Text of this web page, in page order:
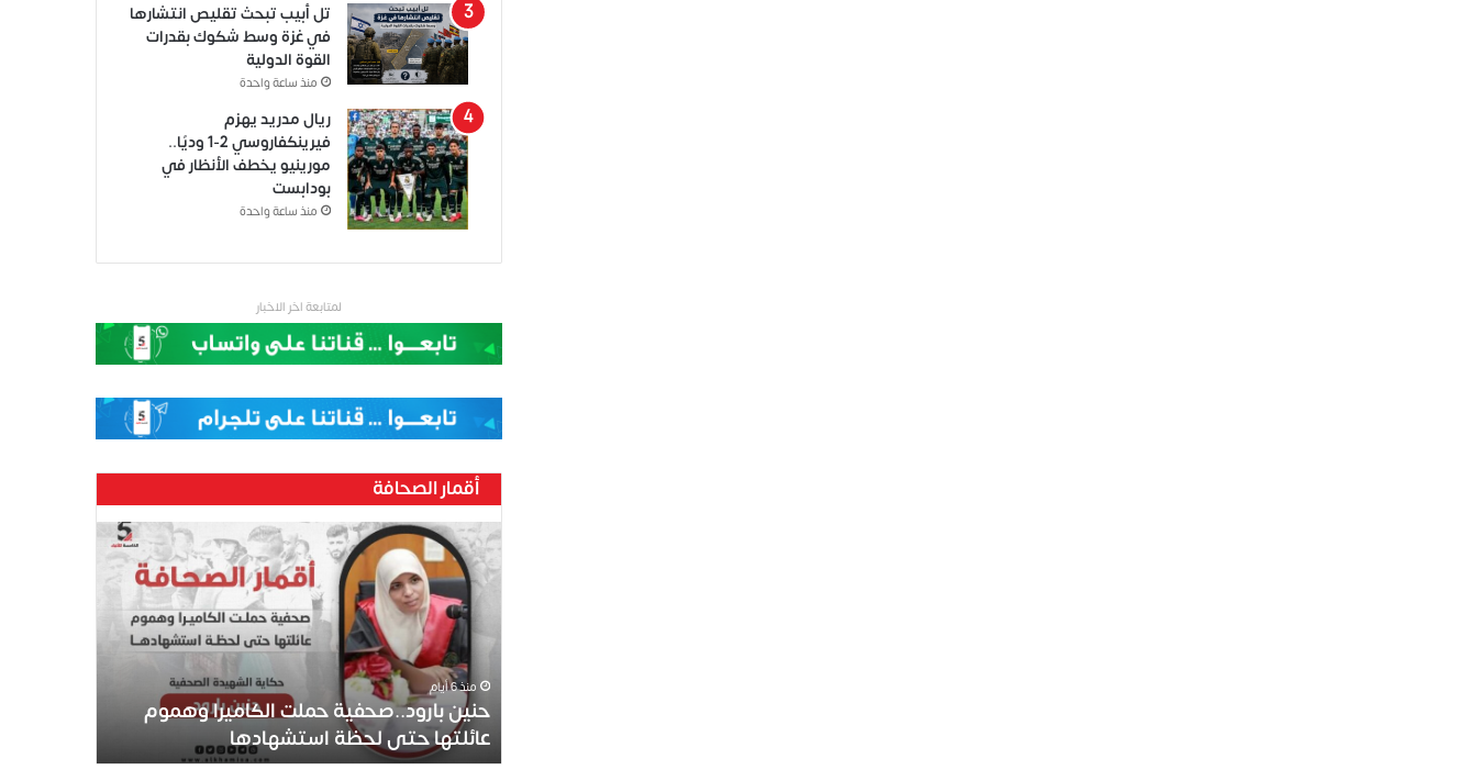
تل أبيب تبحث تقليص انتشارها
في غزة وسط شكوك بقدرات
القوة الدولية
منذ ساعة واحدة
ريال مدريد يهزم
فيرينكفاروسي 2-1 وديًا..
مورينيو يخطف الأنظار في
بودابست
منذ ساعة واحدة
لمتابعة اخر الاخبار
أقمار الصحافة
ح
ن
.
منذ 6 أيام
حنين بارود..صحفية حملت الكاميرا وهموم
عائلتها حتى لحظة استشهادها